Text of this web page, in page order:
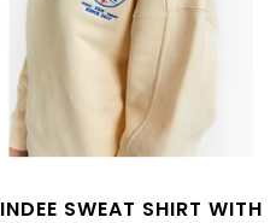
INDEE SWEAT SHIRT WITH